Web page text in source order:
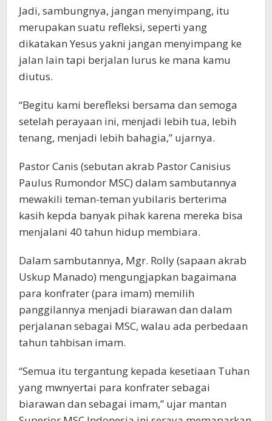
Jadi, sambungnya, jangan menyimpang, itu
merupakan suatu refleksi, seperti yang
dikatakan Yesus yakni jangan menyimpang ke
jalan lain tapi berjalan lurus ke mana kamu
diutus.
“Begitu kami berefleksi bersama dan semoga
setelah perayaan ini, menjadi lebih tua, lebih
tenang, menjadi lebih bahagia,” ujarnya.
Pastor Canis (sebutan akrab Pastor Canisius
Paulus Rumondor MSC) dalam sambutannya
mewakili teman-teman yubilaris berterima
kasih kepda banyak pihak karena mereka bisa
menjalani 40 tahun hidup membiara.
Dalam sambutannya, Mgr. Rolly (sapaan akrab
Uskup Manado) mengungjapkan bagaimana
para konfrater (para imam) memilih
panggilannya menjadi biarawan dan dalam
perjalanan sebagai MSC, walau ada perbedaan
tahun tahbisan imam.
“Semua itu tergantung kepada kesetiaan Tuhan
yang mwnyertai para konfrater sebagai
biarawan dan sebagai imam,” ujar mantan